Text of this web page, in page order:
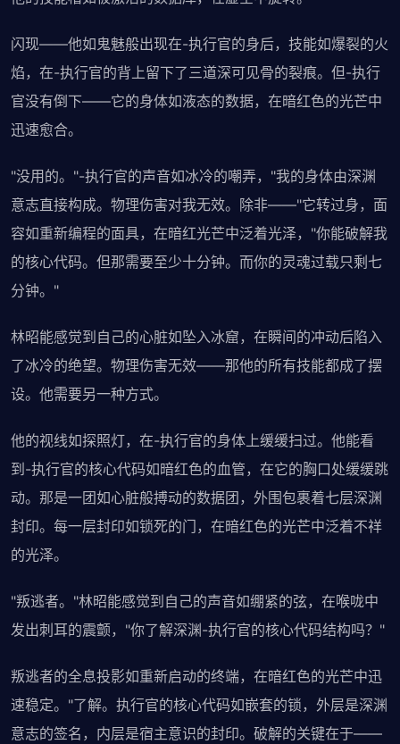
闪现——他如鬼魅般出现在-执行官的身后，技能如爆裂的火
焰，在-执行官的背上留下了三道深可见骨的裂痕。但-执行
官没有倒下——它的身体如液态的数据，在暗红色的光芒中
迅速愈合。
"没用的。"-执行官的声音如冰冷的嘲弄，"我的身体由深渊
意志直接构成。物理伤害对我无效。除非——"它转过身，面
容如重新编程的面具，在暗红光芒中泛着光泽，"你能破解我
的核心代码。但那需要至少十分钟。而你的灵魂过载只剩七
分钟。"
林昭能感觉到自己的心脏如坠入冰窟，在瞬间的冲动后陷入
了冰冷的绝望。物理伤害无效——那他的所有技能都成了摆
设。他需要另一种方式。
他的视线如探照灯，在-执行官的身体上缓缓扫过。他能看
到-执行官的核心代码如暗红色的血管，在它的胸口处缓缓跳
动。那是一团如心脏般搏动的数据团，外围包裹着七层深渊
封印。每一层封印如锁死的门，在暗红色的光芒中泛着不祥
的光泽。
"叛逃者。"林昭能感觉到自己的声音如绷紧的弦，在喉咙中
发出刺耳的震颤，"你了解深渊-执行官的核心代码结构吗？"
叛逃者的全息投影如重新启动的终端，在暗红色的光芒中迅
速稳定。"了解。执行官的核心代码如嵌套的锁，外层是深渊
意志的签名，内层是宿主意识的封印。破解的关键在于——